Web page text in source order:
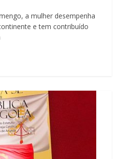
a mulher desempenha
e tem contribuído